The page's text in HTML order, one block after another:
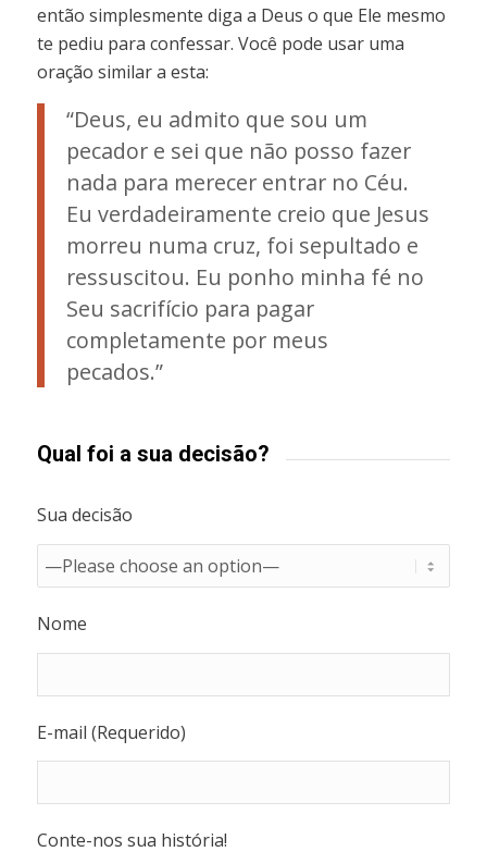
então simplesmente diga a Deus o que Ele mesmo
te pediu para confessar. Você pode usar uma
oração similar a esta:
“Deus, eu admito que sou um
pecador e sei que não posso fazer
nada para merecer entrar no Céu.
Eu verdadeiramente creio que Jesus
morreu numa cruz, foi sepultado e
ressuscitou. Eu ponho minha fé no
Seu sacrifício para pagar
completamente por meus
pecados.”
Qual foi a sua decisão?
Sua decisão
Nome
E-mail (Requerido)
Conte-nos sua história!